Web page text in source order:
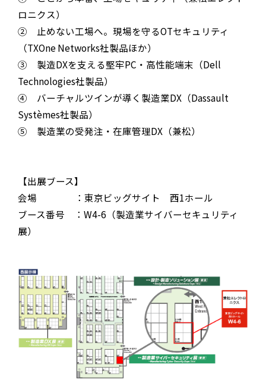
ロニクス）
② 止めない工場へ。現場を守るOTセキュリティ
（TXOne Networks社製品ほか）
③ 製造DXを支える堅牢PC・高性能端末（Dell
Technologies社製品）
④ バーチャルツインが導く製造業DX（Dassault
Systèmes社製品）
⑤ 製造業の受発注・在庫管理DX（兼松）
【出展ブース】
会場 ：東京ビッグサイト 西1ホール
ブース番号 ：W4-6（製造業サイバーセキュリティ
展）